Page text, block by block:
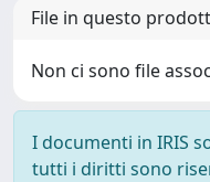
File in questo
Non ci sono file
I documenti in IRIS
tutti i diritti sono